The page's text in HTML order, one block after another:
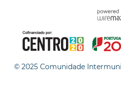
© 2025 Comunidade